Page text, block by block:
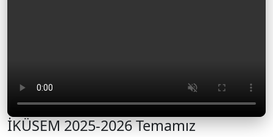
İKÜSEM 2025-2026 Temamız